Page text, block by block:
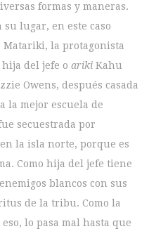
formas y maneras.
lugar, en este caso
la protagonista
del jefe o ariki Kahu
Owens, después casada
la mejor escuela de
secuestrada por
la isla norte, porque es
Como hija del jefe tiene
blancos con sus
de la tribu. Como la
lo pasa mal hasta que